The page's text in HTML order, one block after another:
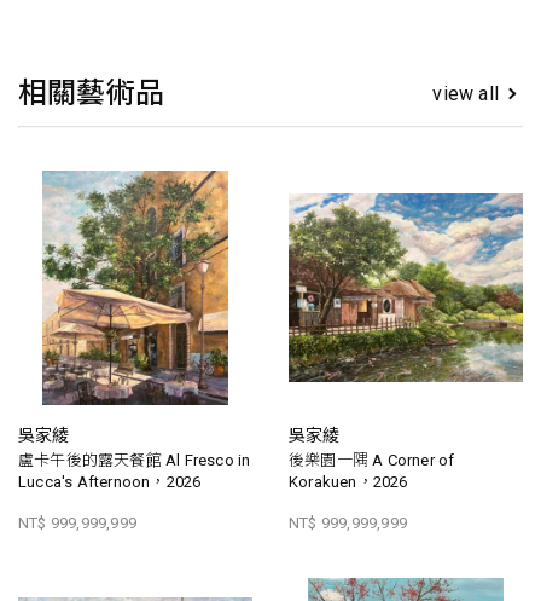
相關藝術品 view all
吳家綾
盧卡午後的露天餐館 Al Fresco in
Lucca's Afternoon，2026
NT$ 999,999,999
吳家綾
後樂園一隅 A Corner of
Korakuen，2026
NT$ 999,999,999